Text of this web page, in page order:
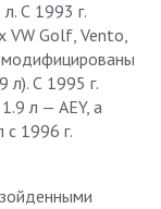
С 1993 г.
VW Golf, Vento,
л). С 1995 г.
л — AEY, а
с 1996 г.